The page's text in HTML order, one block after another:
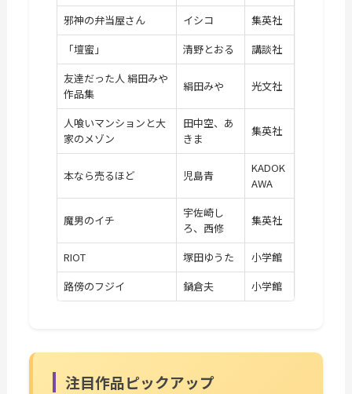
邪神の弁当屋さん
イシコ
集英社
「壇蜜」
清野とおる
講談社
友達だった人 絹田みや
作品集
絹田みや 光文社
人喰いマンションと大
家のメゾン
田中空、あ
きま
集英社
本なら売るほど 児島青
KADOK
AWA
魔男のイチ
宇佐崎し
ろ、西修
集英社
RIOT 塚田ゆうた
小学館
路傍のフジイ
鍋倉夫 小学館
注目作品ピックアップ